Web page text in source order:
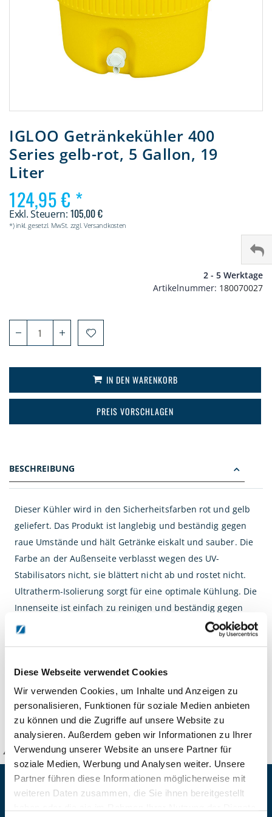
Diese Webseite verwendet Cookies
Wir verwenden Cookies, um Inhalte und Anzeigen zu
personalisieren, Funktionen für soziale Medien anbieten
zu können und die Zugriffe auf unsere Website zu
analysieren. Außerdem geben wir Informationen zu Ihrer
Verwendung unserer Website an unsere Partner für
soziale Medien, Werbung und Analysen weiter. Unsere
Partner führen diese Informationen möglicherweise mit
weiteren Daten zusammen, die Sie ihnen bereitgestellt
Anfang
der
Bildergalerie
springen
IGLOO Getränkekühler 400
Series gelb-rot, 5 Gallon, 19
Liter
124,95 €
105,00 €
*) inkl. gesetzl. MwSt. zzgl. Versandkosten
2 - 5 Werktage
Artikelnummer 180070027
IN DEN WARENKORB
PREIS VORSCHLAGEN
BESCHREIBUNG
Dieser Kühler wird in den Sicherheitsfarben rot und gelb
geliefert. Das Produkt ist langlebig und beständig gegen
raue Umstände und hält Getränke eiskalt und sauber. Die
Farbe an der Außenseite verblasst wegen des UV-
Stabilisators nicht, sie blättert nicht ab und rostet nicht.
Ultratherm-Isolierung sorgt für eine optimale Kühlung. Die
Innenseite ist einfach zu reinigen und beständig gegen
Flecken und Gerüche. Sehr einfach zu füllen durch
Drückdeckel. Der Deckel ist mit einer Kordel am Kühler
Becherspenderbügel. Alle Teile sind austauschbar.
DETAILS
KANZLSPERGER GmbH
KONTAKTIEREN SIE UNS